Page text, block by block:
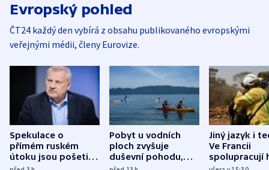
Evropský pohled
ČT24 každý den vybírá z obsahu publikovaného evropskými
veřejnými médii, členy Eurovize.
Spekulace o
přímém ruském
útoku jsou pošetilé,
míní estonský
Pobyt u vodních
ploch zvyšuje
duševní pohodu,
ukázala
Jiný jazyk i
Ve Francii
spolupracují
různých zemí